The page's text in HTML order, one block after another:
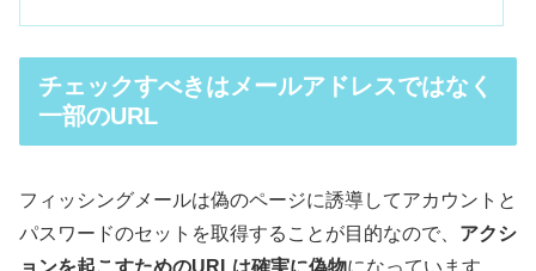
チェックすべきはメールアドレスではなく
一部のURL
フィッシングメールは偽のページに誘導してアカウントと
パスワードのセットを取得することが目的なので、 アクシ
ョンを起こすためのURLは確実に偽物になっています。